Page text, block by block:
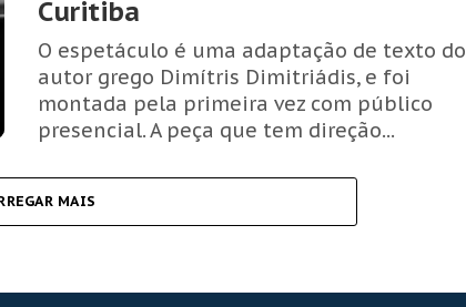
Curitiba
O espetáculo é uma adaptação de texto do
autor grego Dimítris Dimitriádis, e foi
montada pela primeira vez com público
presencial. A peça que tem direção...
MAIS